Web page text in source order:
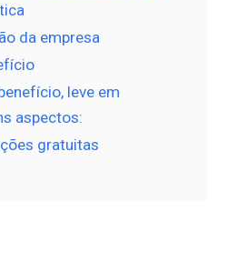
da empresa
leve em
aspectos:
gratuitas